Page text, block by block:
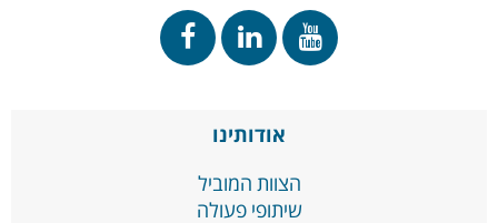
אודותינו
הצוות המוביל
שיתופי פעולה